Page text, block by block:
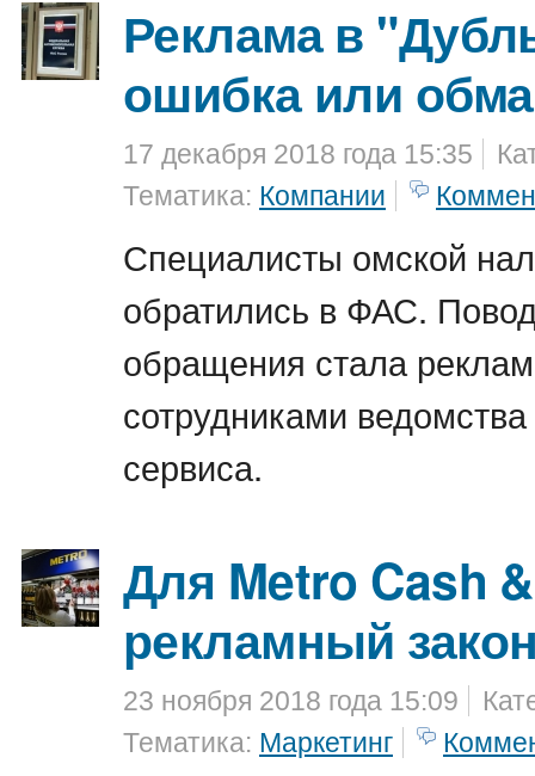
Реклама в
ошибка или
17 декабря 2018 года 15:35
Тематика: Компании
Специалисты омской
обратились в ФАС.
обращения стала
сотрудниками
сервиса.
Для Metro Cash
рекламный
23 ноября 2018 года 15:09
Тематика: Маркетинг